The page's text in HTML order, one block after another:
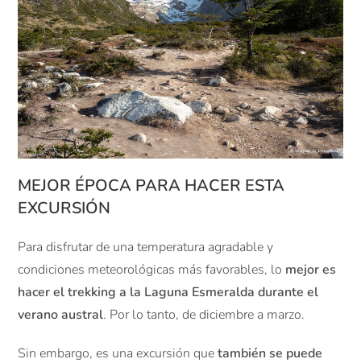
MEJOR ÉPOCA PARA HACER ESTA
EXCURSIÓN
Para disfrutar de una temperatura agradable y
condiciones meteorológicas más favorables, lo mejor es
hacer el trekking a la Laguna Esmeralda durante el
verano austral. Por lo tanto, de diciembre a marzo.
Sin embargo, es una excursión quetambién se puede